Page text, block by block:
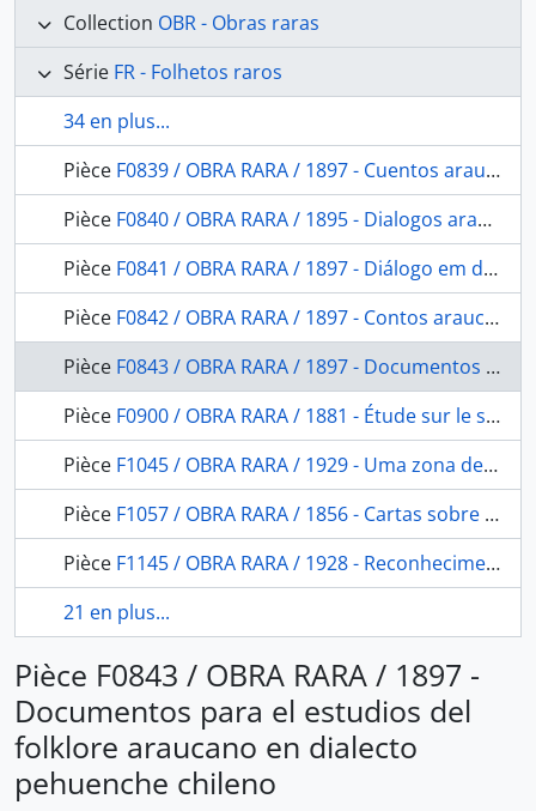
Collection OBR - Obras raras
Série FR - Folhetos raros
34 en plus...
Pièce F0839 / OBRA RARA / 1897 - Cuentos araucanos referidos por el indio Calvin (segundo Jara) en dialecto pehuenche chileno. 4. Cuentos históricos
Pièce F0840 / OBRA RARA / 1895 - Dialogos araucanos en dialeto huilliche
Pièce F0841 / OBRA RARA / 1897 - Diálogo em dialecto pehuenche chileno
Pièce F0842 / OBRA RARA / 1897 - Contos araucanos en moluche i pehuenche chileno: com introducción sobre la poesia araucana.
Pièce F0843 / OBRA RARA / 1897 - Documentos para el estudios del folklore araucano en dialecto pehuenche chileno
Pièce F0900 / OBRA RARA / 1881 - Étude sur le sauvage du Brésil
Pièce F1045 / OBRA RARA / 1929 - Uma zona de graptolitos do llandovery inferior no rio Trombetas, Estado do Pará, Brasil
Pièce F1057 / OBRA RARA / 1856 - Cartas sobre a Confederação dos Tamoios
Pièce F1145 / OBRA RARA / 1928 - Reconhecimento geológico no Rio Xingu, Estado do Pará
21 en plus...
Pièce F0843 / OBRA RARA / 1897 -
Documentos para el estudios del
folklore araucano en dialecto
pehuenche chileno